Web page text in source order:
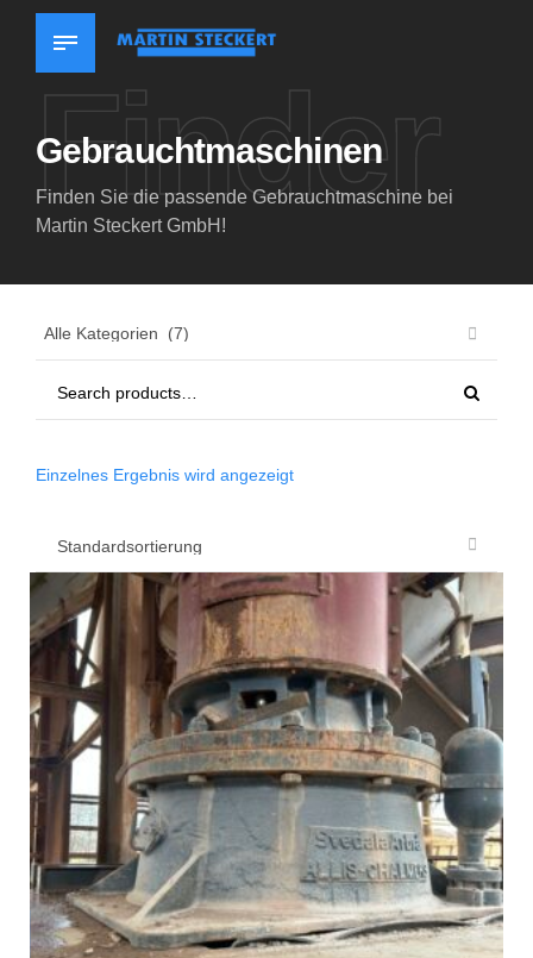
Gebrauchtmaschinen
Finder
Finden Sie die passende Gebrauchtmaschine bei
Martin Steckert GmbH!
Einzelnes Ergebnis wird angezeigt